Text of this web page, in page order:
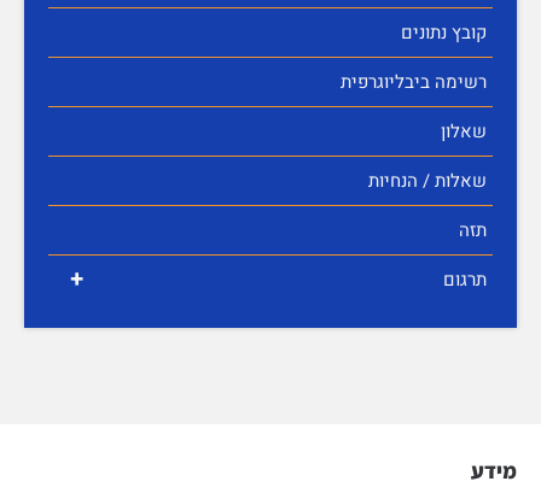
קובץ נתונים
רשימה ביבליוגרפית
שאלון
שאלות / הנחיות
תזה
+ תרגום
מידע